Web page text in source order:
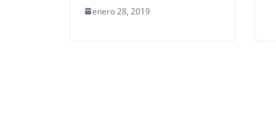
enero 28, 2019